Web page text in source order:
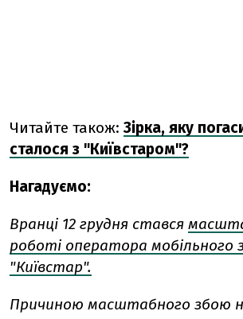
Читайте також: Зірка, яку
сталося з "Київстаром"?
Нагадуємо:
Вранці 12 грудня стався
роботі оператора мобільного
"Київстар".
Причиною масштабного збою